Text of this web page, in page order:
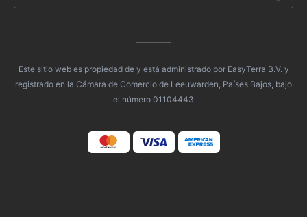
Este sitio web es propiedad de y está administrado por EasyTerra B.V. y
registrado en la Cámara de Comercio de Leeuwarden, Países Bajos, bajo
el número 01104443